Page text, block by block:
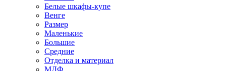
Белые шкафы-купе
Венге
Размер
Маленькие
Большие
Средние
Отделка и материал
МДФ